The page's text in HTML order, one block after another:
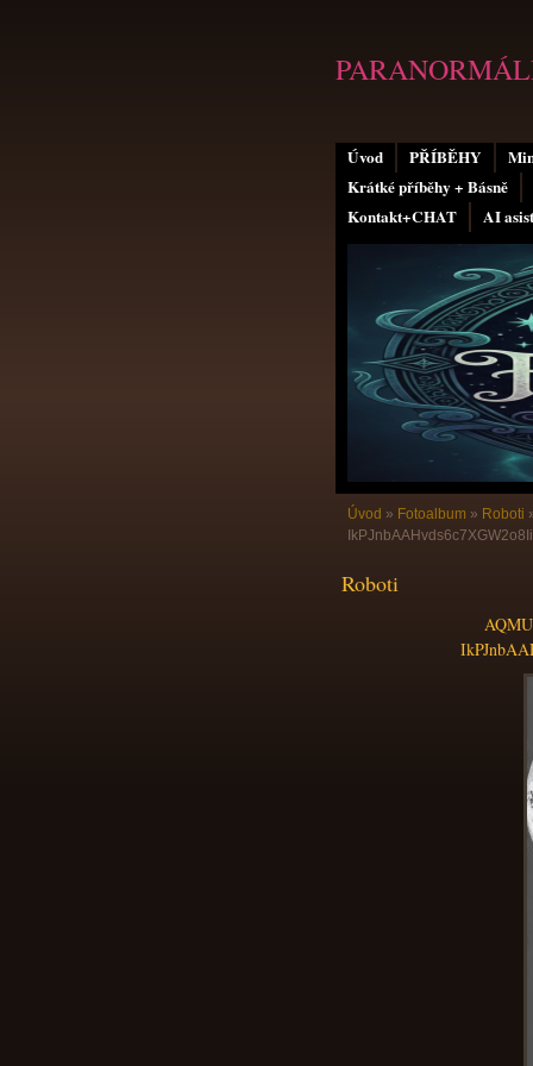
Úvod PŘÍBĚHY
Krátké příběhy + Básně
Kontakt+CHAT
AI
Úvod » Fotoalbum » Roboti
Roboti